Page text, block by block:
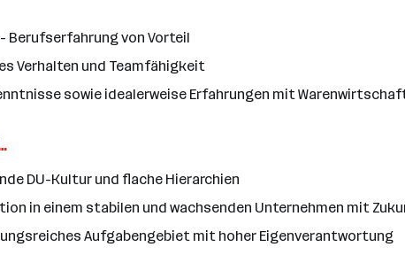
Berufserfahrung von Vorteil
Verhalten und Teamfähigkeit
sowie idealerweise Erfahrungen mit
DU-Kultur und flache Hierarchien
in einem stabilen und wachsenden Unternehmen mit
Aufgabengebiet mit hoher Eigenverantwortung